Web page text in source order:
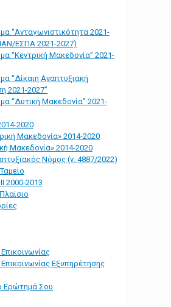
“Ανταγωνιστικότητα 2021-
ΕΣΠΑ 2021-2027)
“Κεντρική Μακεδονία” 2021-
“Δίκαιη Αναπτυξιακή
2021-2027”
“Δυτική Μακεδονία” 2021-
2020
Μακεδονία» 2014-2020
Μακεδονία» 2014-2020
Νόμος (ν. 4887/2022)
2000-2013
Επικοινωνίας Εξυπηρέτησης
Ερώτημά Σου